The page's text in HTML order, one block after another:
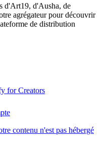
d'Art19, d'Ausha, de
agrégateur pour découvrir
de distribution
for Creators
contenu n'est pas hébergé